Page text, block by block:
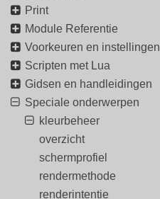
Print
Module Referentie
Voorkeuren en instellingen
Scripten met Lua
Gidsen en handleidingen
Speciale onderwerpen
kleurbeheer
overzicht
schermprofiel
rendermethode
renderintentie